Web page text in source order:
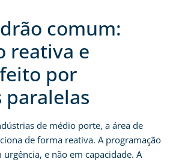
comum:
reativa e
por
de médio porte, a área de
de forma reativa. A programação
e não em capacidade. A